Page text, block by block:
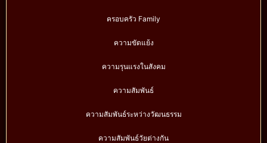
ครอบครัว Family
ความขัดแย้ง
ความรุนแรงในสังคม
ความสัมพันธ์
ความสัมพันธ์ระหว่างวัฒนธรรม
ความสัมพันธ์วัยต่างกัน